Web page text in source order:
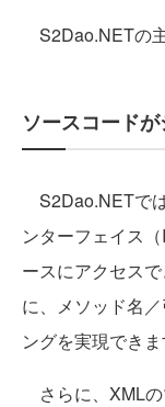
S2Dao.NETの
ソースコード
S2Dao.NETで
ンターフェイス
ースにアクセス
に、メソッド名
ングを実現できま
さらに、XML